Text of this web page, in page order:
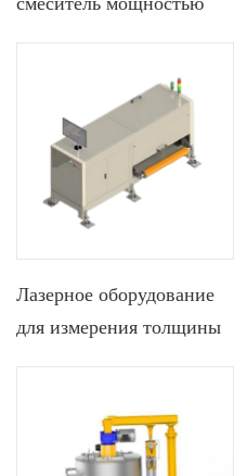
призматических батарей
Лазерное оборудование
для измерения толщины
валковым прессом для
призматических батарей